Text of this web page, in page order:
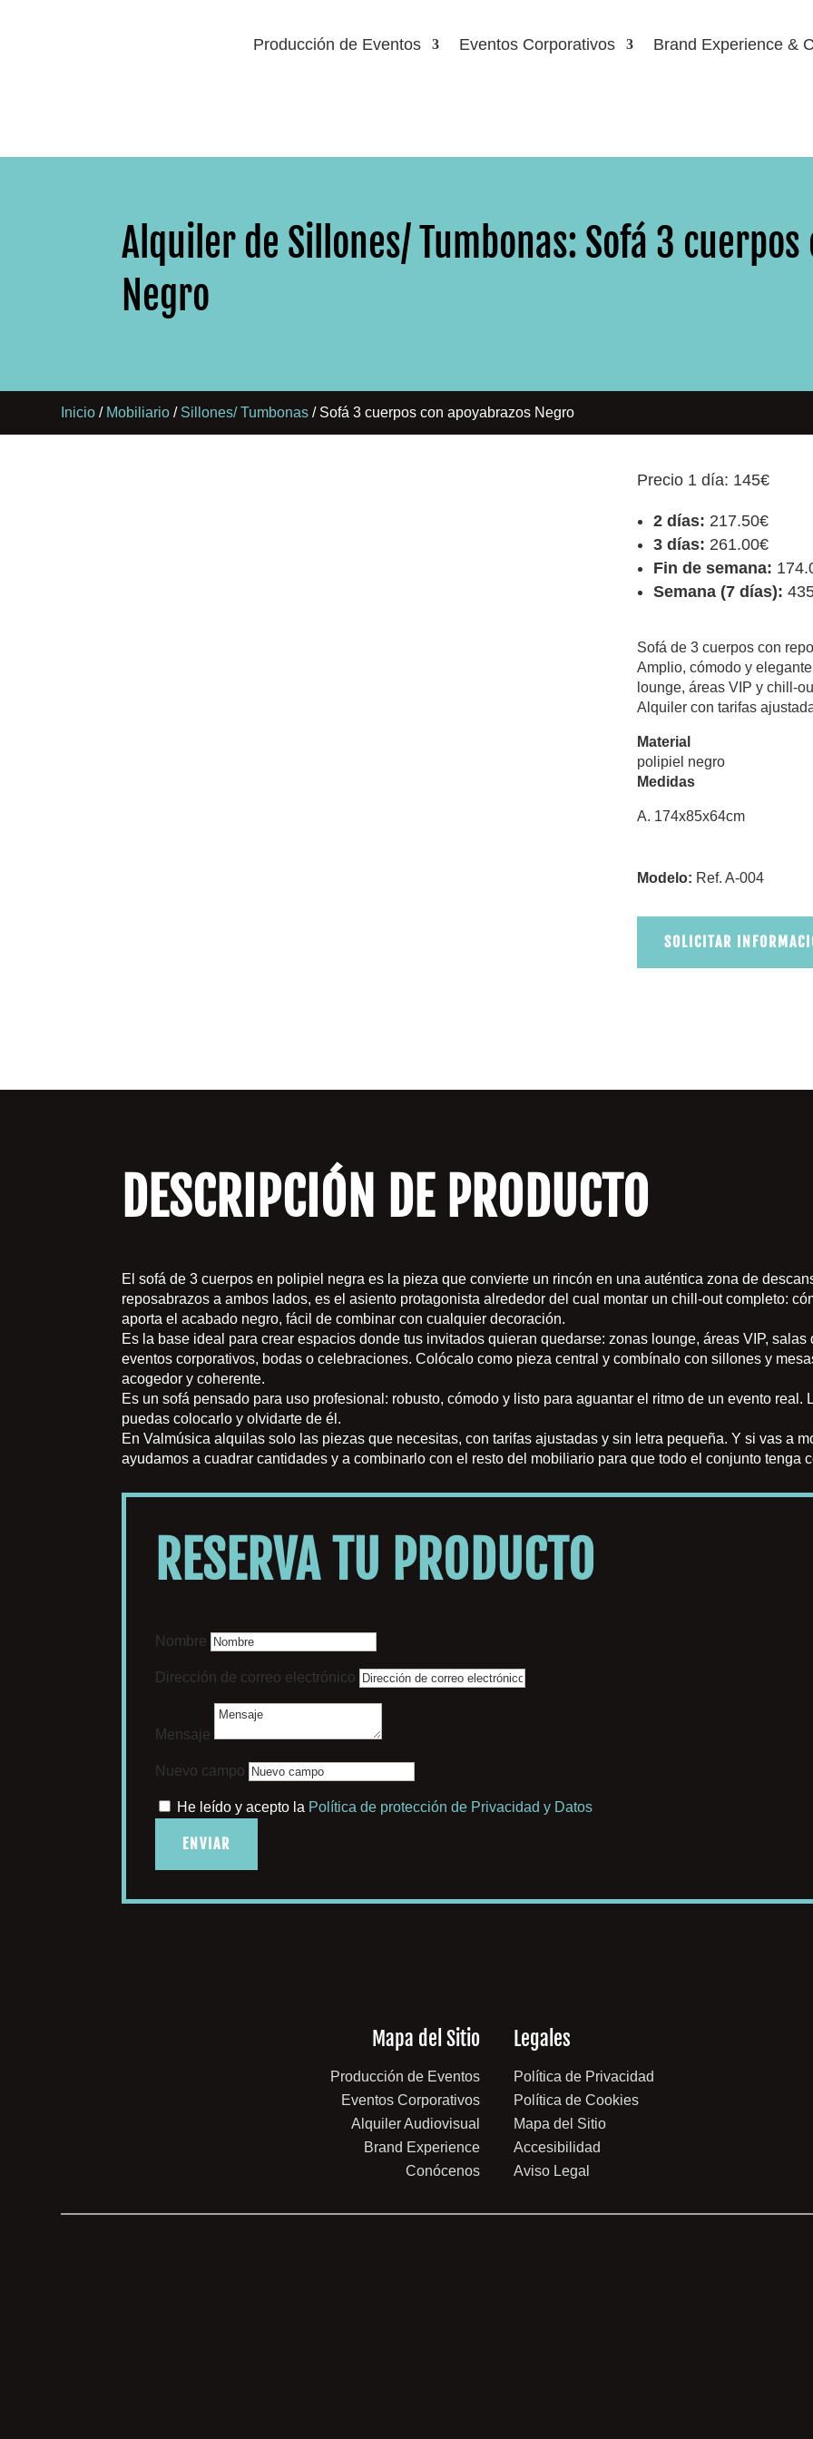
Producción de Eventos Eventos Corporativos Brand Experience &
Alquiler de Sillones/ Tumbonas: Sofá 3 cuerpos
Negro
Inicio / Mobiliario / Sillones/ Tumbonas / Sofá 3 cuerpos con apoyabrazos Negro
Precio 1 día: 145€
2 días: 217.50€
3 días: 261.00€
Fin de semana:
Semana (7 días):
Sofá de 3 cuerpos con
Amplio, cómodo y
lounge, áreas VIP y chill-
Alquiler con tarifas
Material
polipiel negro
Medidas
A. 174x85x64cm
Modelo: Ref. A-004
SOLICITAR
DESCRIPCIÓN DE PRODUCTO
El sofá de 3 cuerpos en polipiel negra es la pieza que convierte un rincón en una auténtica zona de
reposabrazos a ambos lados, es el asiento protagonista alrededor del cual montar un chill-out completo:
aporta el acabado negro, fácil de combinar con cualquier decoración.
Es la base ideal para crear espacios donde tus invitados quieran quedarse: zonas lounge, áreas VIP,
eventos corporativos, bodas o celebraciones. Colócalo como pieza central y combínalo con sillones y
acogedor y coherente.
Es un sofá pensado para uso profesional: robusto, cómodo y listo para aguantar el ritmo de un evento
puedas colocarlo y olvidarte de él.
En Valmúsica alquilas solo las piezas que necesitas, con tarifas ajustadas y sin letra pequeña. Y si vas a
ayudamos a cuadrar cantidades y a combinarlo con el resto del mobiliario para que todo el conjunto tenga
RESERVA TU PRODUCTO
Nombre
Dirección de correo electrónico
Mensaje
Nuevo campo
He leído y acepto la Política de protección de Privacidad y Datos
ENVIAR
Mapa del Sitio
Producción de Eventos
Eventos Corporativos
Alquiler Audiovisual
Brand Experience
Conócenos
Legales
Política de Privacidad
Política de Cookies
Mapa del Sitio
Accesibilidad
Aviso Legal